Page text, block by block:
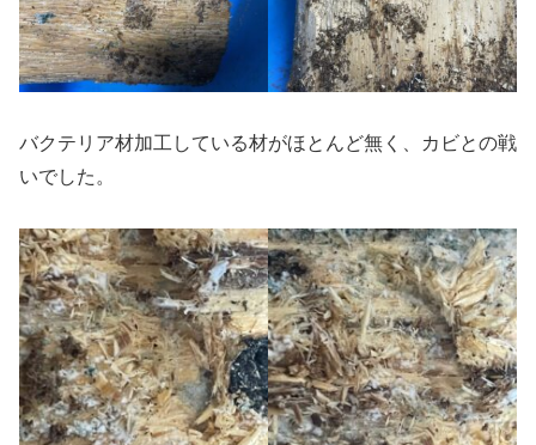
バクテリア材加工している材がほとんど無く、カビとの戦
いでした。